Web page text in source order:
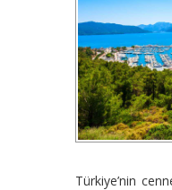
Türkiye’nin